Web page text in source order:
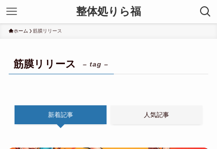
整体処りら福
ホーム 筋膜リリース
筋膜リリース – tag –
新着記事 人気記事